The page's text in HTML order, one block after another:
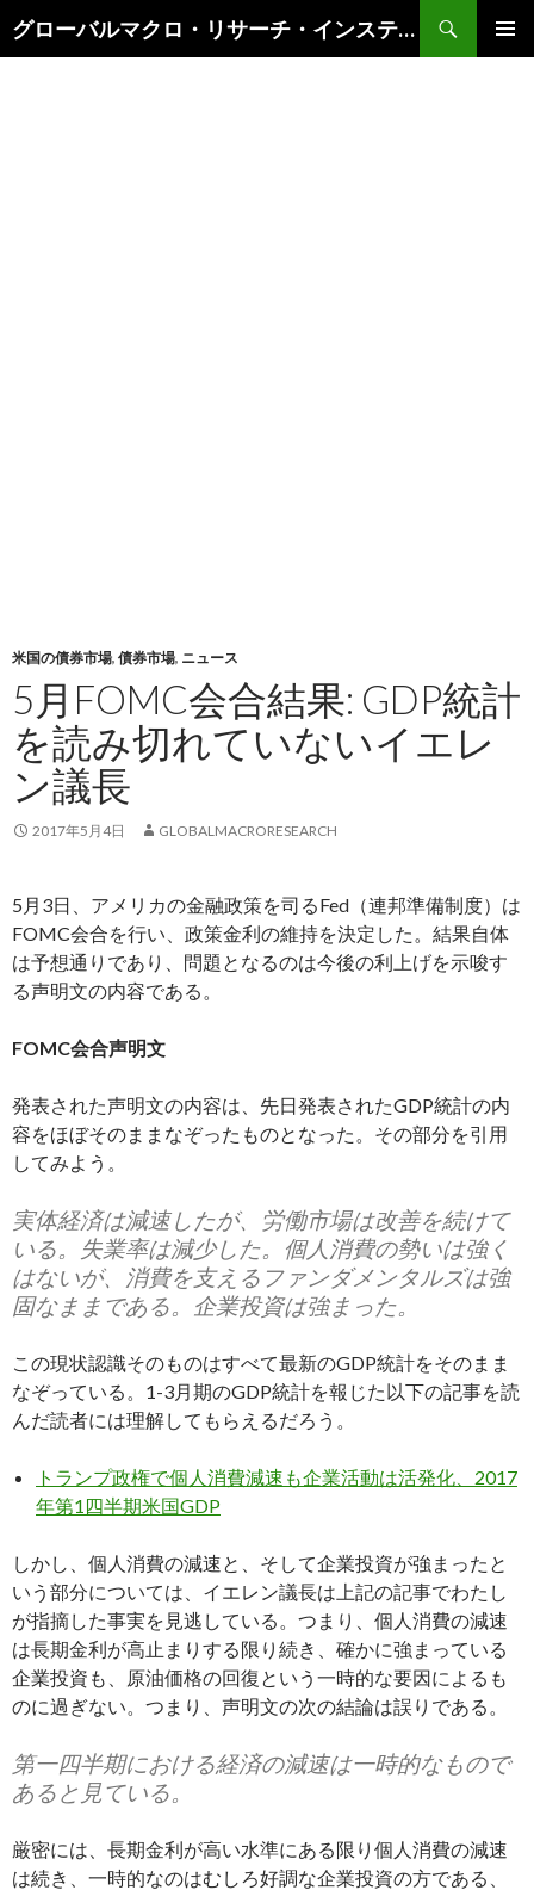
グローバルマクロ・リサーチ・インスティテュート
索
米国の債券市場, 債券市場, ニュース
5月FOMC会合結果: GDP統計
を読み切れていないイエレ
ン議長
2017年5月4日 GLOBALMACRORESEARCH
5月3日、アメリカの金融政策を司るFed（連邦準備制度）は
FOMC会合を行い、政策金利の維持を決定した。結果自体
は予想通りであり、問題となるのは今後の利上げを示唆す
る声明文の内容である。
FOMC会合声明文
発表された声明文の内容は、先日発表されたGDP統計の内
容をほぼそのままなぞったものとなった。その部分を引用
してみよう。
実体経済は減速したが、労働市場は改善を続けて
いる。失業率は減少した。個人消費の勢いは強く
はないが、消費を支えるファンダメンタルズは強
固なままである。企業投資は強まった。
この現状認識そのものはすべて最新のGDP統計をそのまま
なぞっている。1-3月期のGDP統計を報じた以下の記事を読
んだ読者には理解してもらえるだろう。
トランプ政権で個人消費減速も企業活動は活発化、2017
年第1四半期米国GDP
しかし、個人消費の減速と、そして企業投資が強まったと
いう部分については、イエレン議長は上記の記事でわたし
が指摘した事実を見逃している。つまり、個人消費の減速
は長期金利が高止まりする限り続き、確かに強まっている
企業投資も、原油価格の回復という一時的な要因によるも
のに過ぎない。つまり、声明文の次の結論は誤りである。
第一四半期における経済の減速は一時的なもので
あると見ている。
厳密には、長期金利が高い水準にある限り個人消費の減速
は続き、一時的なのはむしろ好調な企業投資の方である、